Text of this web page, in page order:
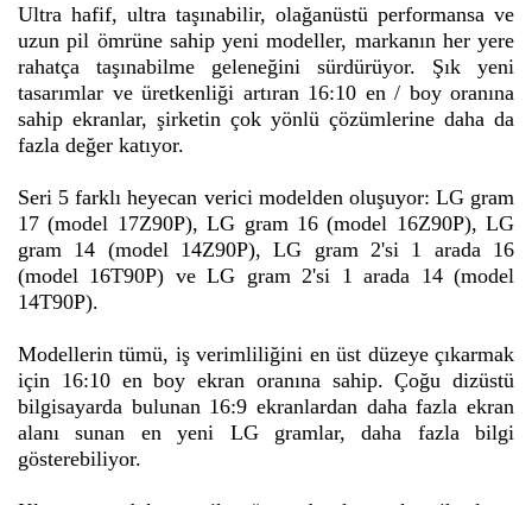
Ultra hafif, ultra taşınabilir, olağanüstü performansa ve
uzun pil ömrüne sahip yeni modeller, markanın her yere
rahatça taşınabilme geleneğini sürdürüyor. Şık yeni
tasarımlar ve üretkenliği artıran 16:10 en / boy oranına
sahip ekranlar, şirketin çok yönlü çözümlerine daha da
fazla değer katıyor.
Seri 5 farklı heyecan verici modelden oluşuyor: LG gram
17 (model 17Z90P), LG gram 16 (model 16Z90P), LG
gram 14 (model 14Z90P), LG gram 2'si 1 arada 16
(model 16T90P) ve LG gram 2'si 1 arada 14 (model
14T90P).
Modellerin tümü, iş verimliliğini en üst düzeye çıkarmak
için 16:10 en boy ekran oranına sahip. Çoğu dizüstü
bilgisayarda bulunan 16:9 ekranlardan daha fazla ekran
alanı sunan en yeni LG gramlar, daha fazla bilgi
gösterebiliyor.